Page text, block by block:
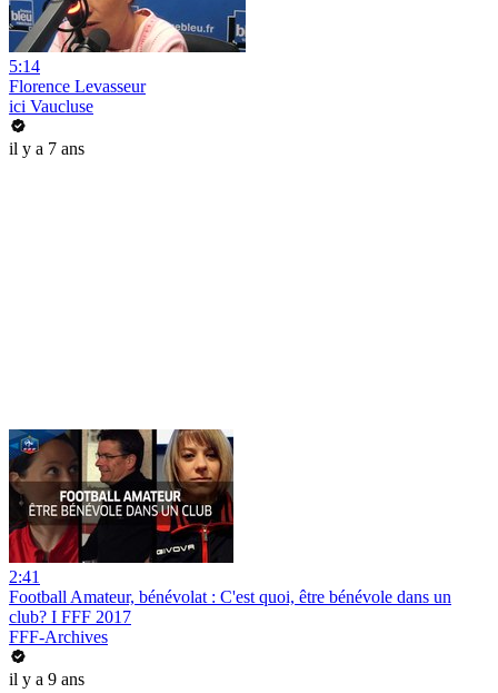
5:14
Florence Levasseur
ici Vaucluse
il y a 7 ans
2:41
Football Amateur, bénévolat : C'est quoi, être bénévole dans un
club? I FFF 2017
FFF-Archives
il y a 9 ans